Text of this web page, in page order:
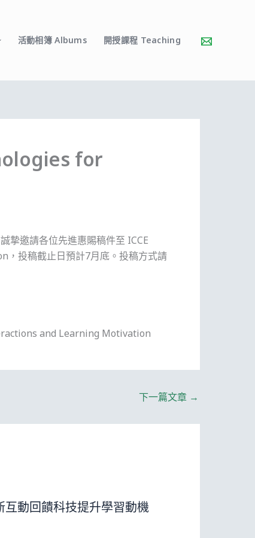
活動相簿 Albums 開授課程 Teaching
for
邀請各位先進惠賜稿件至 ICCE
投稿截止日預計7月底。投稿方式請
and Learning Motivation
下一篇文章 →
互動回饋科技提升學習動機